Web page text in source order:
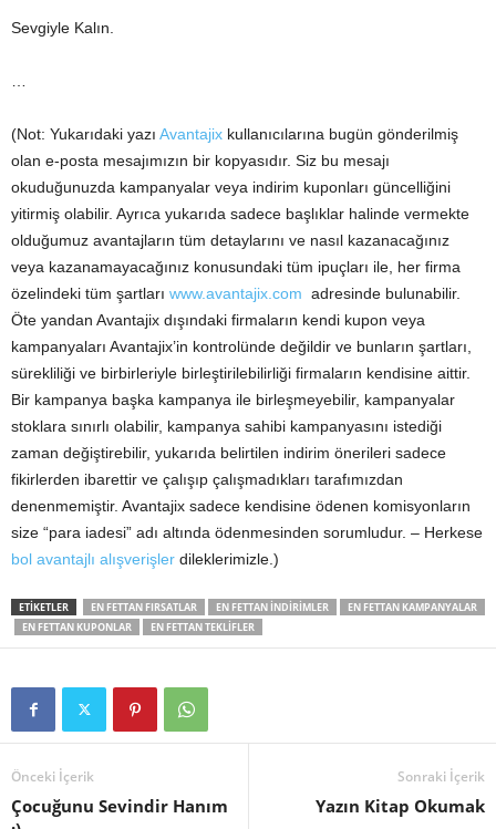
Sevgiyle Kalın.
(Not: Yukarıdaki yazı Avantajix kullanıcılarına bugün gönderilmiş
olan e-posta mesajımızın bir kopyasıdır. Siz bu mesajı
okuduğunuzda kampanyalar veya indirim kuponları güncelliğini
yitirmiş olabilir. Ayrıca yukarıda sadece başlıklar halinde vermekte
olduğumuz avantajların tüm detaylarını ve nasıl kazanacağınız
veya kazanamayacağınız konusundaki tüm ipuçları ile, her firma
özelindeki tüm şartları www.avantajix.com adresinde bulunabilir.
Öte yandan Avantajix dışındaki firmaların kendi kupon veya
kampanyaları Avantajix’in kontrolünde değildir ve bunların şartları,
sürekliliği ve birbirleriyle birleştirilebilirliği firmaların kendisine aittir.
Bir kampanya başka kampanya ile birleşmeyebilir, kampanyalar
stoklara sınırlı olabilir, kampanya sahibi kampanyasını istediği
zaman değiştirebilir, yukarıda belirtilen indirim önerileri sadece
fikirlerden ibarettir ve çalışıp çalışmadıkları tarafımızdan
denenmemiştir. Avantajix sadece kendisine ödenen komisyonların
size “para iadesi” adı altında ödenmesinden sorumludur. – Herkese
bol avantajlı alışverişler dileklerimizle.)
ETIKETLER EN FETTAN FIRSATLAR EN FETTAN INDIRIMLER
EN FETTAN KAMPANYALAR
EN FETTAN KUPONLAR
EN FETTAN TEKLIFLER
Önceki İçerik
Çocuğunu Sevindir Hanım
Sonraki İçerik
Yazın Kitap Okumak